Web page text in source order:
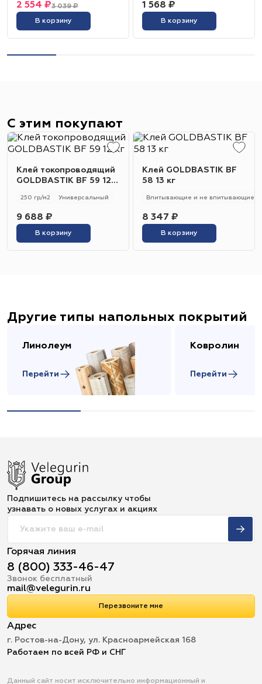
3 039 ₽
2 554 ₽
В корзину
1 568 ₽
В корзину
С этим покупают
Клей токопроводящий
GOLDBASTIK BF 59 12
250 гр/м2 Универсальный
9 688 ₽
В корзину
Клей GOLDBASTIK BF
58 13 кг
Впитывающие и не впитывающие
8 347 ₽
В корзину
Другие типы напольных покрытий
Линолеум
Перейти
Ковролин
Перейти
Подпишитесь на рассылку чтобы
узнавать о новых услугах и акциях
Горячая линия
8 (800) 333-46-47
Звонок бесплатный
mail@velegurin.ru
Перезвоните мне
Адрес
г. Ростов-на-Дону, ул. Красноармейская 168
Работаем по всей РФ и СНГ
Данный сайт носит исключительно информационный и